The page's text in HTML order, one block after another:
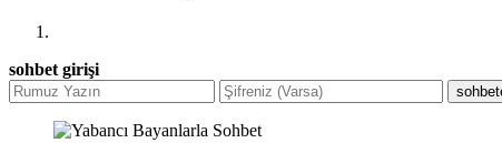
sohbet girişi